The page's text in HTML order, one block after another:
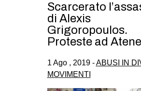
AREA
GAZA FREESTYLE
CSOA LAMBRETTA
Scarcerato
di Alexis
Grigoropoulos.
Proteste ad Atene
1 Ago , 2019 -ABUSI IN
MOVIMENTI